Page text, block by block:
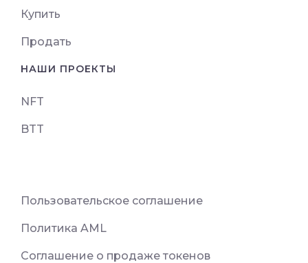
Купить
Продать
НАШИ ПРОЕКТЫ
NFT
BTT
Пользовательское соглашение
Политика AML
Соглашение о продаже токенов